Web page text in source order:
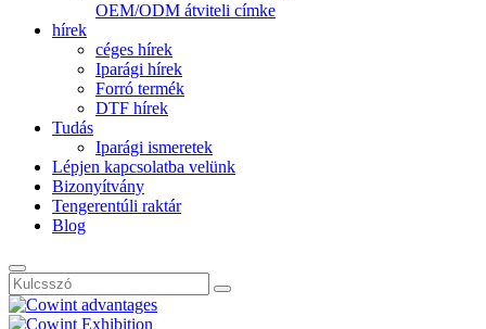
OEM/ODM átviteli címke
hírek
céges hírek
Iparági hírek
Forró termék
DTF hírek
Tudás
Iparági ismeretek
Lépjen kapcsolatba velünk
Bizonyítvány
Tengerentúli raktár
Blog